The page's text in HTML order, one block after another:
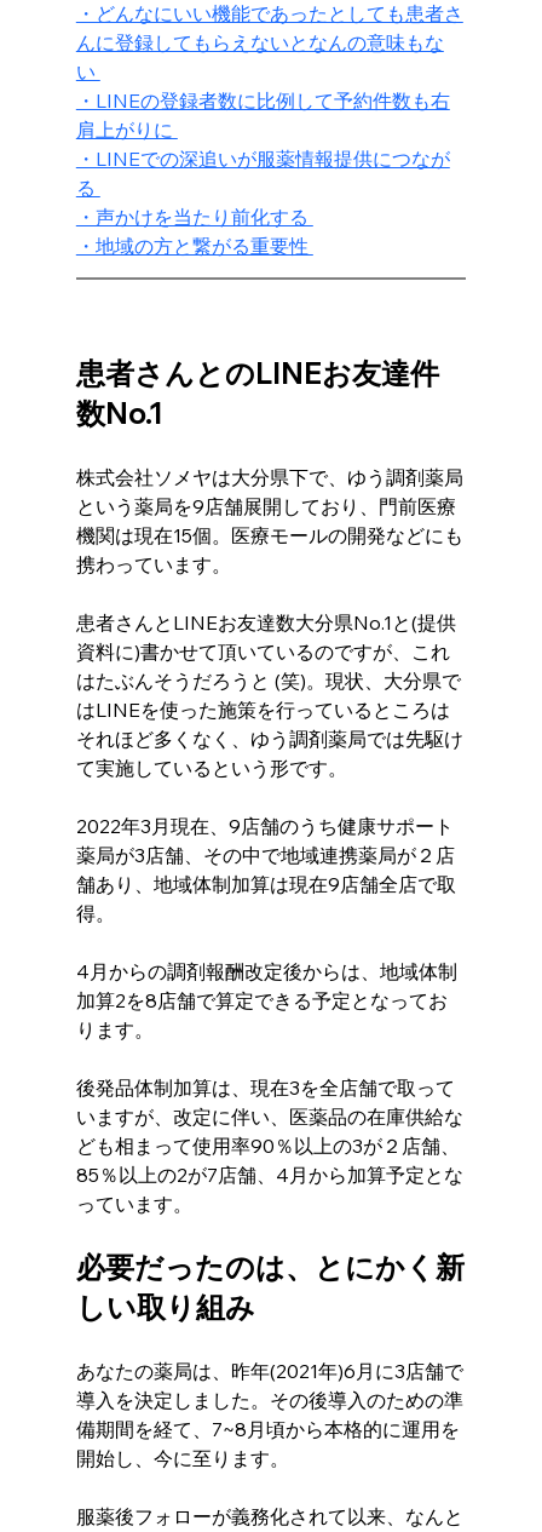
・どんなにいい機能であったとしても患者さ
んに登録してもらえないとなんの意味もな
い
・LINEの登録者数に比例して予約件数も右
肩上がりに
・LINEでの深追いが服薬情報提供につなが
る
・声かけを当たり前化する
・地域の方と繋がる重要性
患者さんとのLINEお友達件
数No.1
株式会社ソメヤは大分県下で、ゆう調剤薬局
という薬局を9店舗展開しており、門前医療
機関は現在15個。医療モールの開発などにも
携わっています。
患者さんとLINEお友達数大分県No.1と(提供
資料に)書かせて頂いているのですが、これ
はたぶんそうだろうと (笑)。現状、大分県で
はLINEを使った施策を行っているところは
それほど多くなく、ゆう調剤薬局では先駆け
て実施しているという形です。
2022年3月現在、9店舗のうち健康サポート
薬局が3店舗、その中で地域連携薬局が２店
舗あり、地域体制加算は現在9店舗全店で取
得。
4月からの調剤報酬改定後からは、地域体制
加算2を8店舗で算定できる予定となってお
ります。
後発品体制加算は、現在3を全店舗で取って
いますが、改定に伴い、医薬品の在庫供給な
ども相まって使用率90％以上の3が２店舗、
85％以上の2が7店舗、4月から加算予定とな
っています。
必要だったのは、とにかく新
しい取り組み
あなたの薬局は、昨年(2021年)6月に3店舗で
導入を決定しました。その後導入のための準
備期間を経て、7~8月頃から本格的に運用を
開始し、今に至ります。
服薬後フォローが義務化されて以来、なんと